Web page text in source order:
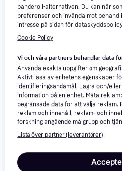
Westin W4 Master Lure Bag 5
Boxes
Fiskeväska
1 329 kr
9+ butiker
banderoll-alternativen. Du kan när
preferenser och invända mot
intresse på sidan för
Cookie Policy
Vi och våra partners behandlar data
Använda exakta uppgifter om
Aktivt läsa av enhetens egenskaper
identifieringsändamål. Lagra och/eller
information på en enhet. Mäta
begränsade data för att välja reklam.
reklam och innehåll, reklam- och
forskning angående målgrupp och
Lista över partner (leverantörer)